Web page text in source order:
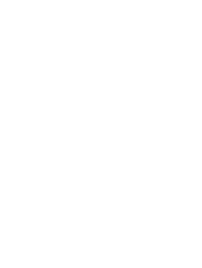
たの？
ヤバすぎる 【